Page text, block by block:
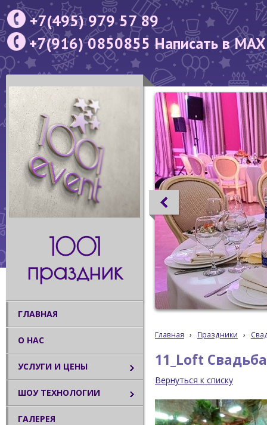
+7(495) 979 57 89
+7(916) 0850855 Написать в MAX
1001
праздник
ГЛАВНАЯ
О НАС
УСЛУГИ И ЦЕНЫ
ШОУ ТЕХНОЛОГИИ
ГАЛЕРЕЯ
Главная › Праздники ›
11_Loft
Вернуться к списку